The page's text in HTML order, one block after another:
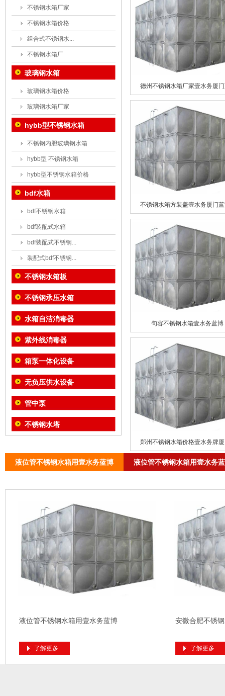
不锈钢水箱厂家
不锈钢水箱价格
组合式不锈钢水...
不锈钢水箱厂
玻璃钢水箱
玻璃钢水箱价格
玻璃钢水箱厂家
hybb型不锈钢水箱
不锈钢内胆玻璃钢水箱
hybb型 不锈钢水箱
hybb型不锈钢水箱价格
bdf水箱
bdf不锈钢水箱
bdf装配式水箱
bdf装配式不锈钢...
装配式bdf不锈钢...
不锈钢水箱板
不锈钢承压水箱
水箱自洁消毒器
紫外线消毒器
箱泵一体化设备
无负压供水设备
管中泵
不锈钢水塔
德州不锈钢水箱厂家壹水务厦
不锈钢水箱方装盖壹水务厦门
句容不锈钢水箱壹水务蓝博
郑州不锈钢水箱价格壹水务牌
液位管不锈钢水箱用壹水务蓝博 液位管不锈钢水箱用壹水务
液位管不锈钢水箱用壹水务蓝博
了解更多
安微合肥不锈
了解更多